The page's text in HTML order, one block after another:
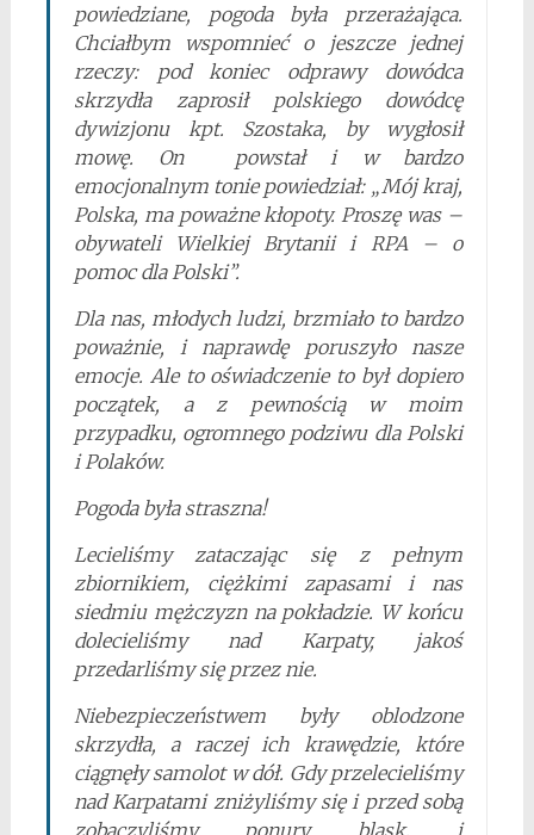
powiedziane, pogoda była przerażająca.
Chciałbym wspomnieć o jeszcze jednej
rzeczy: pod koniec odprawy dowódca
skrzydła zaprosił polskiego dowódcę
dywizjonu kpt. Szostaka, by wygłosił
mowę. On powstał i w bardzo
emocjonalnym tonie powiedział: „Mój kraj,
Polska, ma poważne kłopoty. Proszę was –
obywateli Wielkiej Brytanii i RPA – o
pomoc dla Polski”.
Dla nas, młodych ludzi, brzmiało to bardzo
poważnie, i naprawdę poruszyło nasze
emocje. Ale to oświadczenie to był dopiero
początek, a z pewnością w moim
przypadku, ogromnego podziwu dla Polski
i Polaków.
Pogoda była straszna!
Lecieliśmy zataczając się z pełnym
zbiornikiem, ciężkimi zapasami i nas
siedmiu mężczyzn na pokładzie. W końcu
dolecieliśmy nad Karpaty, jakoś
przedarliśmy się przez nie.
Niebezpieczeństwem były oblodzone
skrzydła, a raczej ich krawędzie, które
ciągnęły samolot w dół. Gdy przelecieliśmy
nad Karpatami zniżyliśmy się i przed sobą
zobaczyliśmy ponury blask, i